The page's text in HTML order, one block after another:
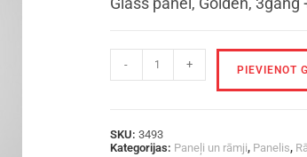
- + PIEVIENOT
SKU: 3493
Kategorijas: Paneļi un rāmji, Panelis,